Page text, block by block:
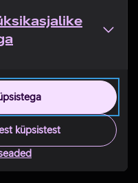
küpsistest